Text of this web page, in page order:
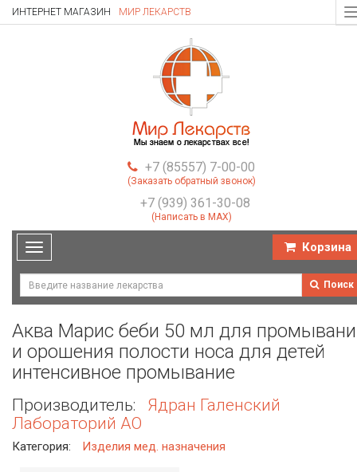
ИНТЕРНЕТ МАГАЗИН МИР ЛЕКАРСТВ
+7 (85557) 7-00-00
(Заказать обратный звонок)
+7 (939) 361-30-08
(Написать в MAX)
Toggle
navigation
Корзина
Поиск
Аква Марис беби 50 мл для
и орошения полости носа для детей
интенсивное промывание
Производитель:
Ядран Галенский
Лабораторий АО
Категория: Изделия мед. назначения